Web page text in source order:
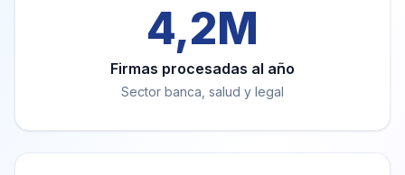
4,2M
Firmas procesadas al año
Sector banca, salud y legal